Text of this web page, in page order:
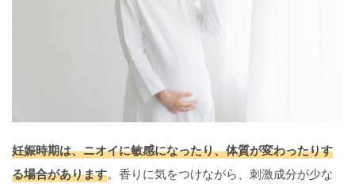
妊娠時期は、ニオイに敏感になったり、体質が変わったりす
る場合があります。香りに気をつけながら、刺激成分が少な